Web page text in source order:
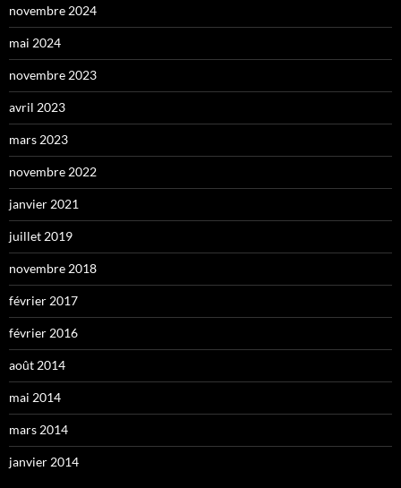
novembre 2024
mai 2024
novembre 2023
avril 2023
mars 2023
novembre 2022
janvier 2021
juillet 2019
novembre 2018
février 2017
février 2016
août 2014
mai 2014
mars 2014
janvier 2014